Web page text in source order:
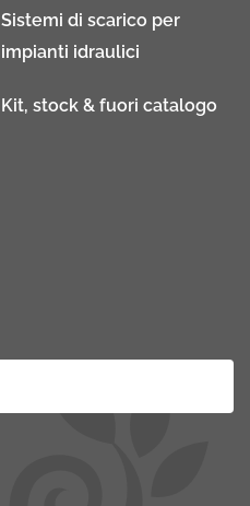
Sistemi di scarico per
impianti idraulici
Kit, stock & fuori catalogo